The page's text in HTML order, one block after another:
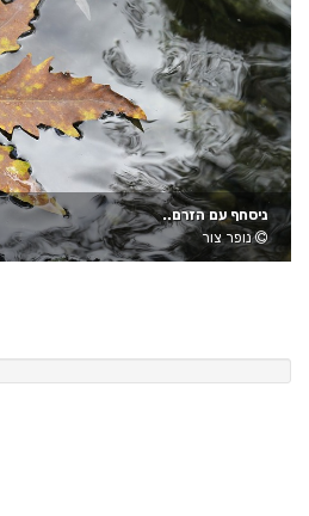
ניסחף עם הזרם..
נופר צור